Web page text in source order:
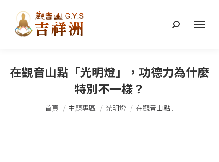
搜
在觀音山點「光明燈」，功德力為什麼
特別不一樣？
您在這裡：
首頁 主題專區 光明燈 在觀音山點...